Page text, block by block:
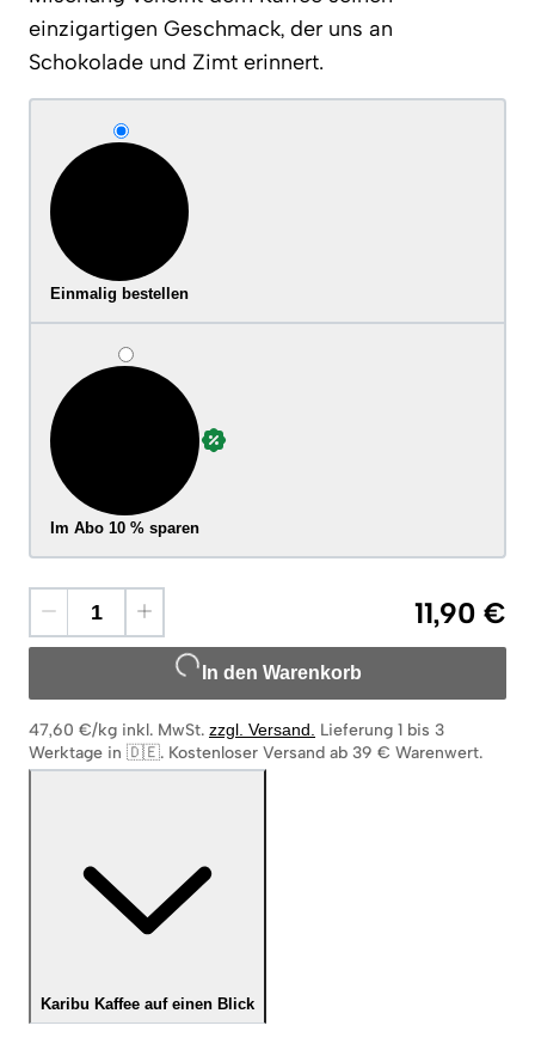
einzigartigen Geschmack, der uns an
Schokolade und Zimt erinnert.
Einmalig bestellen
Im Abo 10 % sparen
11,90 €
In den Warenkorb
47,60 €/kg inkl. MwSt. zzgl. Versand. Lieferung 1 bis 3
Werktage in 🇩🇪. Kostenloser Versand ab 39 € Warenwert.
Karibu Kaffee auf einen Blick